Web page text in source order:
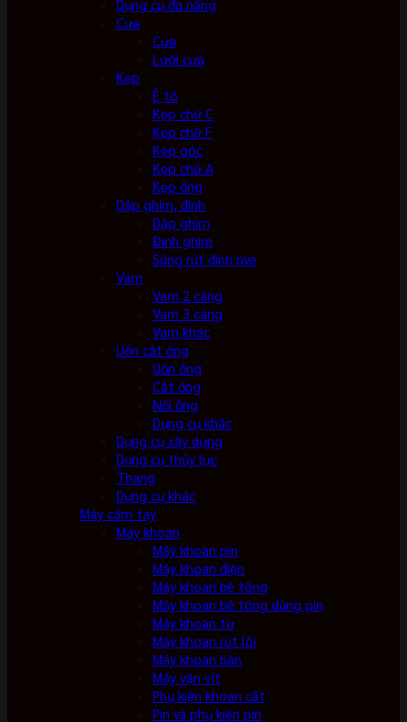
Dụng cụ đa năng
Cưa
Cưa
Lưỡi cưa
Kẹp
Ê tô
Kẹp chữ C
Kẹp chữ F
Kẹp góc
Kẹp chữ A
Kẹp ống
Dập ghim, đinh
Dập ghim
Đinh ghim
Súng rút đinh rive
Vam
Vam 2 càng
Vam 3 càng
Vam khác
Uốn cắt ống
Uốn ống
Cắt ống
Nối ống
Dụng cụ khác
Dụng cụ xây dựng
Dụng cụ thủy lực
Thang
Dụng cụ khác
Máy cầm tay
Máy khoan
Máy khoan pin
Máy khoan điện
Máy khoan bê tông
Máy khoan bê tông dùng pin
Máy khoan từ
Máy khoan rút lõi
Máy khoan bàn
Máy vặn vít
Phụ kiện khoan cắt
Pin và phụ kiện pin